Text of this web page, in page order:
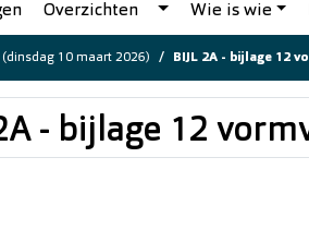
Overzichten Wie is wie
(dinsdag 10 maart 2026) BIJL 2A - bijlage 12
- bijlage 12